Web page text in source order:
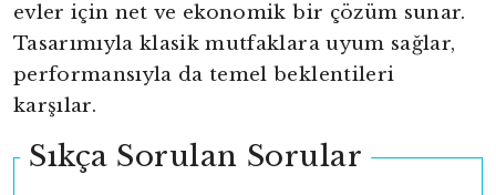
evler için net ve ekonomik bir çözüm sunar.
Tasarımıyla klasik mutfaklara uyum sağlar,
performansıyla da temel beklentileri
karşılar.
Sıkça Sorulan Sorular